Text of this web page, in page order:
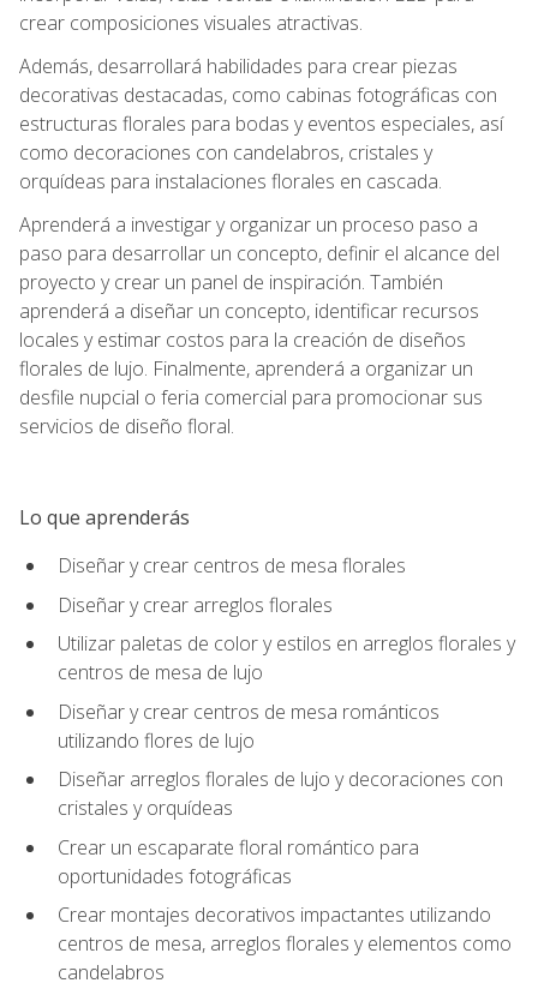
crear composiciones visuales atractivas.
Además, desarrollará habilidades para crear piezas
decorativas destacadas, como cabinas fotográficas con
estructuras florales para bodas y eventos especiales, así
como decoraciones con candelabros, cristales y
orquídeas para instalaciones florales en cascada.
Aprenderá a investigar y organizar un proceso paso a
paso para desarrollar un concepto, definir el alcance del
proyecto y crear un panel de inspiración. También
aprenderá a diseñar un concepto, identificar recursos
locales y estimar costos para la creación de diseños
florales de lujo. Finalmente, aprenderá a organizar un
desfile nupcial o feria comercial para promocionar sus
servicios de diseño floral.
Lo que aprenderás
Diseñar y crear centros de mesa florales
Diseñar y crear arreglos florales
Utilizar paletas de color y estilos en arreglos florales y
centros de mesa de lujo
Diseñar y crear centros de mesa románticos
utilizando flores de lujo
Diseñar arreglos florales de lujo y decoraciones con
cristales y orquídeas
Crear un escaparate floral romántico para
oportunidades fotográficas
Crear montajes decorativos impactantes utilizando
centros de mesa, arreglos florales y elementos como
candelabros